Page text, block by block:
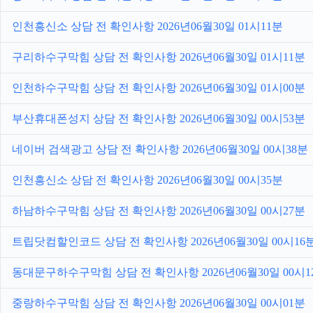
인천흥신소 상담 전 확인사항 2026년06월30일 01시11분
구리하수구막힘 상담 전 확인사항 2026년06월30일 01시11분
인천하수구막힘 상담 전 확인사항 2026년06월30일 01시00분
부산휴대폰성지 상담 전 확인사항 2026년06월30일 00시53분
네이버 검색광고 상담 전 확인사항 2026년06월30일 00시38분
인천흥신소 상담 전 확인사항 2026년06월30일 00시35분
하남하수구막힘 상담 전 확인사항 2026년06월30일 00시27분
트립닷컴할인코드 상담 전 확인사항 2026년06월30일 00시16
동대문구하수구막힘 상담 전 확인사항 2026년06월30일 00시
중랑하수구막힘 상담 전 확인사항 2026년06월30일 00시01분